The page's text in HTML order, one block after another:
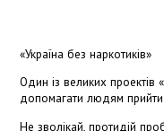
«Україна без наркотиків»
Один із великих проектів
допомагати людям
Не зволікай, протидій